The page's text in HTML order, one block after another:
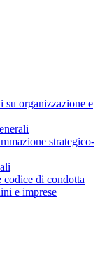
organizzazione e
strategico-
codice di condotta
e imprese